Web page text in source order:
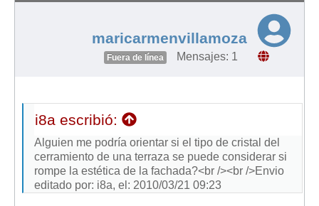
maricarmenvillamoza
Fuera de línea Mensajes: 1
i8a escribió:
Alguien me podría orientar si el tipo de cristal del
cerramiento de una terraza se puede considerar si
rompe la estética de la fachada?<br /><br />Envio
editado por: i8a, el: 2010/03/21 09:23